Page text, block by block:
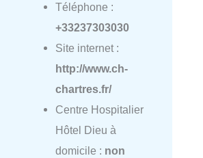
Téléphone :
+33237303030
Site internet :
http://www.ch-
chartres.fr/
Centre Hospitalier
Hôtel Dieu à
domicile : non